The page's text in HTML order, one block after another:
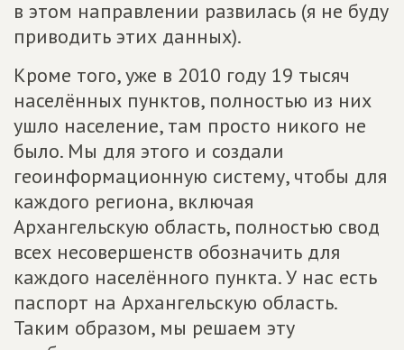
в этом направлении развилась (я не буду
приводить этих данных).
Кроме того, уже в 2010 году 19 тысяч
населённых пунктов, полностью из них
ушло население, там просто никого не
было. Мы для этого и создали
геоинформационную систему, чтобы для
каждого региона, включая
Архангельскую область, полностью свод
всех несовершенств обозначить для
каждого населённого пункта. У нас есть
паспорт на Архангельскую область.
Таким образом, мы решаем эту